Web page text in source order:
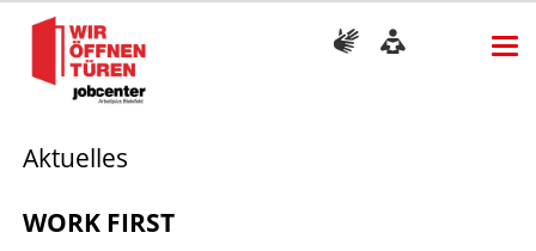
Aktuelles
WORK FIRST